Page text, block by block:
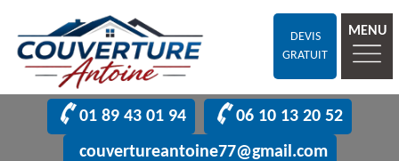
DEVIS
GRATUIT
MENU
01 89 43 01 94
06 10 13 20 52
couvertureantoine77@gmail.com